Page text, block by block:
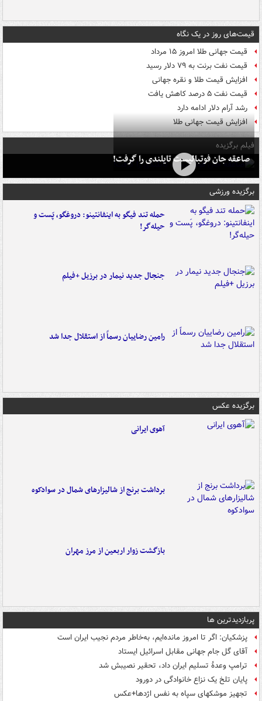
قیمت‌های روز در یک نگاه
قیمت جهانی طلا امروز ۱۵ مرداد
قیمت نفت برنت به ۷۹ دلار رسید
افزایش قیمت طلا و نقره جهانی
قیمت نفت ۵ درصد کاهش یافت
رشد آرام دلار ادامه دارد
افزایش قیمت جهانی طلا
فیلم برگزیده
صاعقه جان فوتبالیست تایلندی را گرفت!
برگزیده ورزشی
حمله تند فیگو به اینفانتینو: دروغگو، پَست‌ و
حیله‌گر!
جنجال جدید نیمار در برزیل +فیلم
رامین رضاییان رسماً از استقلال جدا شد
برگزیده عکس
آهوی ایرانی
برداشت برنج از شالیزارهای شمال در سوادکوه
بازگشت زوار اربعین از مرز مهران
پربازدیدترین ها
پزشکیان: اگر تا امروز مانده‌ایم، به‌خاطر مردم نجیب ایران است
آقای گل جام جهانی مقابل اسرائیل ایستاد
ترامپ وعدۀ تسلیم ایران داد، تحقیر نصیبش شد
پایان تلخ یک نزاع خانوادگی در دورود
تجهیز موشکهای سپاه به نفس اژدها+عکس